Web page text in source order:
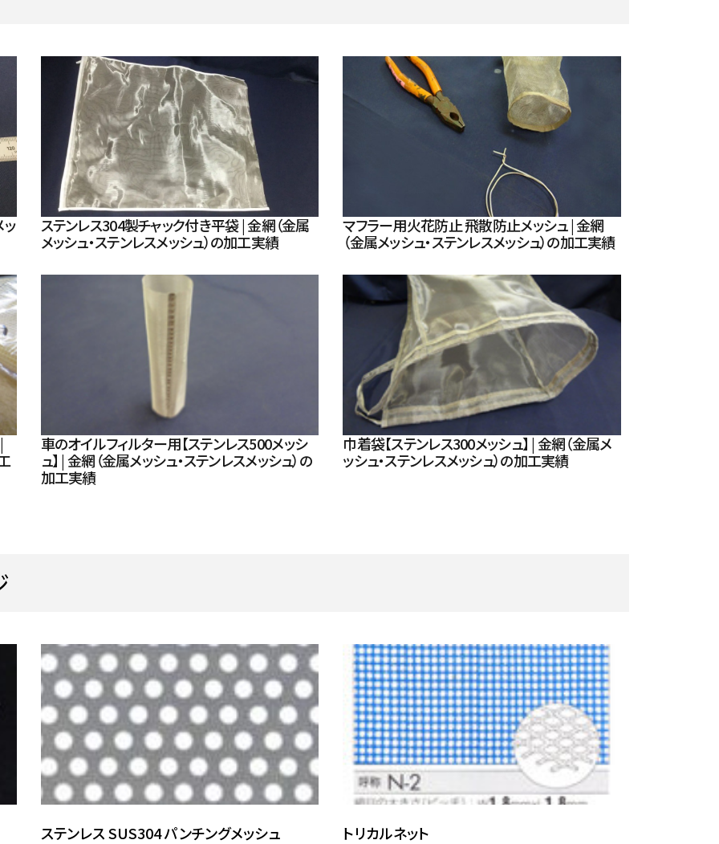
ステンレス304製チャック付き平袋 | 金網（金属
メッシュ・ステンレスメッシュ）の加工実績
マフラー用火花防止 飛散防止メッシュ | 金網
（金属メッシュ・ステンレスメッシュ）の加工実績
車のオイルフィルター用【ステンレス500メッシ
ュ】 | 金網（金属メッシュ・ステンレスメッシュ）の
加工実績
巾着袋【ステンレス300メッシュ】 | 金網（金属メ
ッシュ・ステンレスメッシュ）の加工実績
ステンレス SUS304 パンチングメッシュ トリカルネット